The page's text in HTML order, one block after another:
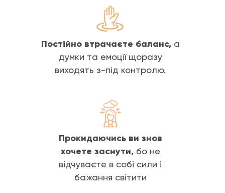
Прокидаючись ви знов
хочете заснути,бо не
відчуваєте в собі сили і
бажання світити
Постійно втрачаєте баланс, а
думки та емоції щоразу
виходять з-під контролю.